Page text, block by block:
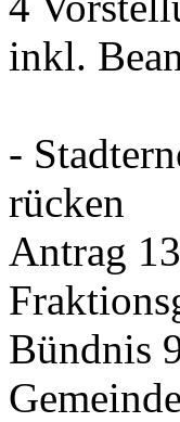
inkl.
-
rücken
Antrag
Bündnis